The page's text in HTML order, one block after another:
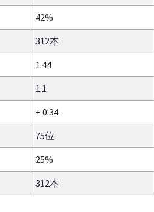
42%
312本
1.44
1.1
+ 0.34
75位
25%
312本